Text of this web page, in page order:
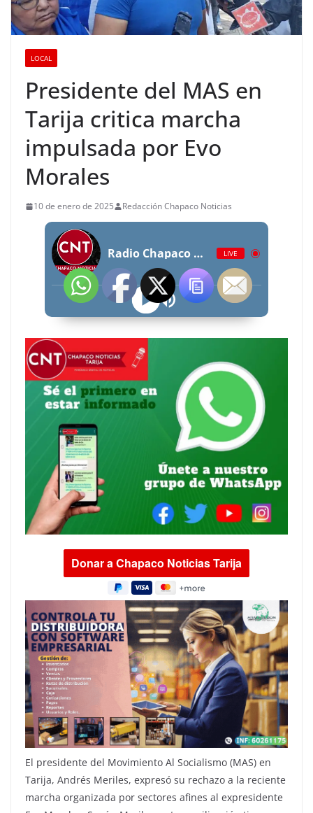
LOCAL
Presidente del MAS en
Tarija critica marcha
impulsada por Evo
Morales
10 de enero de 2025 Redacción Chapaco Noticias
Radio Chapaco Noticias Las 24 horas en vivo LIVE
El presidente del Movimiento Al Socialismo (MAS) en
Tarija, Andrés Meriles, expresó su rechazo a la reciente
marcha organizada por sectores afines al expresidente